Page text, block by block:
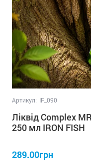
Артикул: IF_090
Ліквід Complex
250 мл IRON FISH
289.00грн